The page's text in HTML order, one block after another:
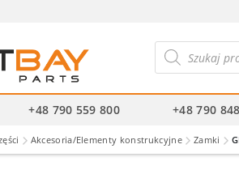
produktów
+48 790 559 800 +48 790
Akcesoria/Elementy konstrukcyjne Zamki